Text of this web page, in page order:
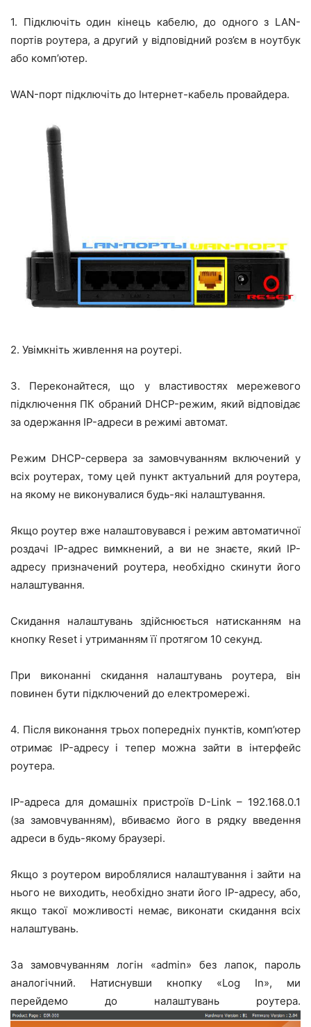
1. Підключіть один кінець кабелю, до одного з LAN-
портів роутера, а другий у відповідний роз’єм в ноутбук
або комп’ютер.
WAN-порт підключіть до Інтернет-кабель провайдера.
2. Увімкніть живлення на роутері.
3. Переконайтеся, що у властивостях мережевого
підключення ПК обраний DHCP-режим, який відповідає
за одержання IP-адреси в режимі автомат.
Режим DHCP-сервера за замовчуванням включений у
всіх роутерах, тому цей пункт актуальний для роутера,
на якому не виконувалися будь-які налаштування.
Якщо роутер вже налаштовувався і режим автоматичної
роздачі IP-адрес вимкнений, а ви не знаєте, який IP-
адресу призначений роутера, необхідно скинути його
налаштування.
Скидання налаштувань здійснюється натисканням на
кнопку Reset і утриманням її протягом 10 секунд.
При виконанні скидання налаштувань роутера, він
повинен бути підключений до електромережі.
4. Після виконання трьох попередніх пунктів, комп’ютер
отримає IP-адресу і тепер можна зайти в інтерфейс
роутера.
IP-адреса для домашніх пристроїв D-Link – 192.168.0.1
(за замовчуванням), вбиваємо його в рядку введення
адреси в будь-якому браузері.
Якщо з роутером вироблялися налаштування і зайти на
нього не виходить, необхідно знати його IP-адресу, або,
якщо такої можливості немає, виконати скидання всіх
налаштувань.
За замовчуванням логін «admin» без лапок, пароль
аналогічний. Натиснувши кнопку «Log In», ми
перейдемо до налаштувань роутера.